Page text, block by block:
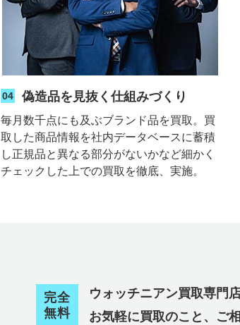
04 偽造品を見抜く仕組みづくり
毎月数千点にも及ぶブランド品を買取。買
取した商品情報を社内データベースに蓄積
し正規品と異なる部分がないかなど細かく
チェックした上での買取を徹底、実施。
完全
無料
ウォッチニアン買取専門
お気軽に買取のこと、ご